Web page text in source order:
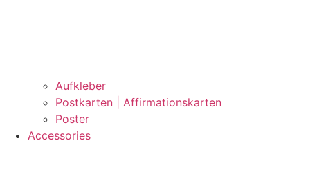
Aufkleber
Postkarten | Affirmationskarten
Poster
Accessories